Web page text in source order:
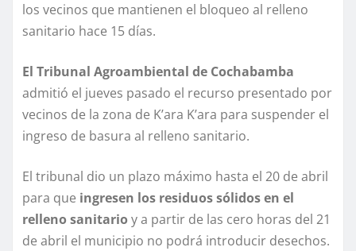
los vecinos que mantienen el bloqueo al relleno
sanitario hace 15 días.
El Tribunal Agroambiental de Cochabamba
admitió el jueves pasado el recurso presentado por
vecinos de la zona de K’ara K’ara para suspender el
ingreso de basura al relleno sanitario.
El tribunal dio un plazo máximo hasta el 20 de abril
para que ingresen los residuos sólidos en el
relleno sanitario y a partir de las cero horas del 21
de abril el municipio no podrá introducir desechos.